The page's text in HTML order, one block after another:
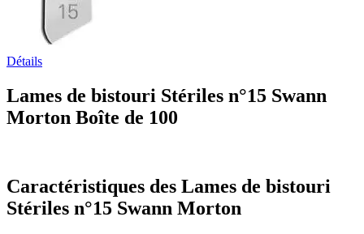
Détails
Lames de bistouri Stériles n°15 Swann
Morton Boîte de 100
Caractéristiques des Lames de bistouri
Stériles n°15 Swann Morton